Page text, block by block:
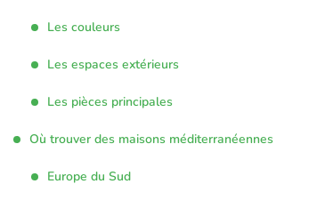
Les couleurs
Les espaces extérieurs
Les pièces principales
Où trouver des maisons méditerranéennes
Europe du Sud